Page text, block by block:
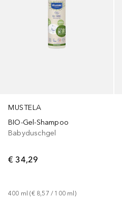
MUSTELA
BIO-Gel-Shampoo
Babyduschgel
€ 34,29
400 ml (€ 8,57 / 100 ml )